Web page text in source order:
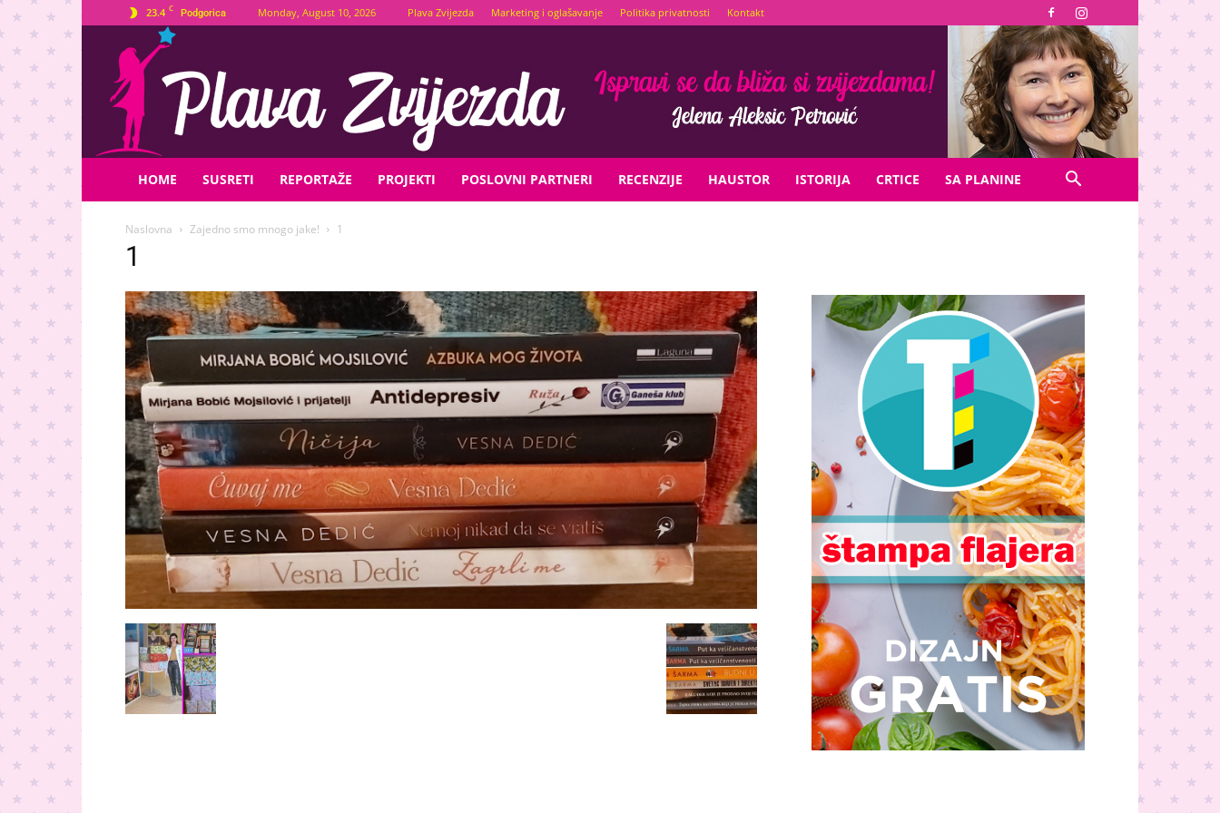
23.4 C Podgorica Monday, August 10, 2026 Plava Zvijezda Marketing i oglašavanje Politika privatnosti Kontakt
Zvijezda
HOME SUSRETI REPORTAŽE PROJEKTI POSLOVNI PARTNERI RECENZIJE HAUSTOR ISTORIJA CRTICE SA PLANINE
Naslovna Zajedno smo mnogo jake! 1
1